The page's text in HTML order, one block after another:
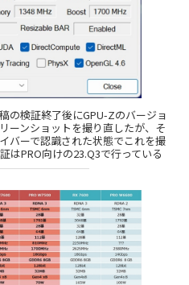
の検証終了後にGPU-Zのバージョ
ーンショットを撮り直したが、そ
バーで認識された状態でこれを撮
はPRO向けの23.Q3で行っている